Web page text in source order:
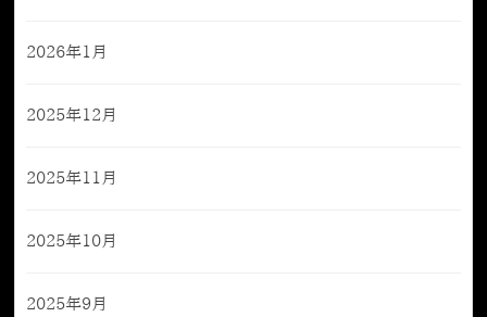
2026年1月
2025年12月
2025年11月
2025年10月
2025年9月